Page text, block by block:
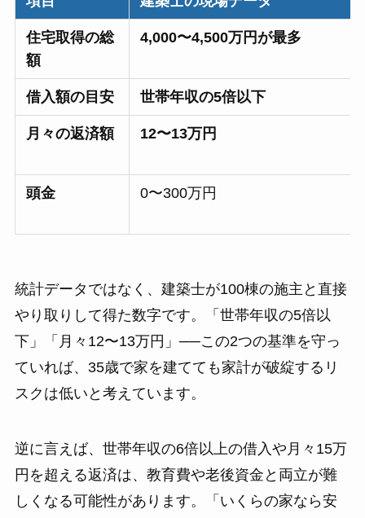
住宅取得の総
額
4,000〜4,500万円が最多
借入額の目安 世帯年収の5倍以下
月々の返済額 12〜13万円
頭金 0〜300万円
統計データではなく、建築士が100棟の施主と直接
やり取りして得た数字です。「世帯年収の5倍以
下」「月々12〜13万円」──この2つの基準を守っ
ていれば、35歳で家を建てても家計が破綻するリ
スクは低いと考えています。
逆に言えば、世帯年収の6倍以上の借入や月々15万
円を超える返済は、教育費や老後資金と両立が難
しくなる可能性があります。「いくらの家なら安